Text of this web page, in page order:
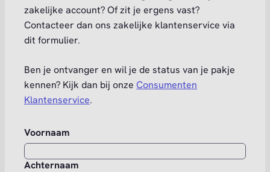
zakelijke account? Of zit je ergens vast?
Contacteer dan ons zakelijke klantenservice via
dit formulier.
Ben je ontvanger en wil je de status van je pakje
kennen? Kijk dan bij onze Consumenten
Klantenservice.
Voornaam
Achternaam